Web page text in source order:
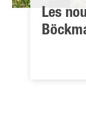
Les